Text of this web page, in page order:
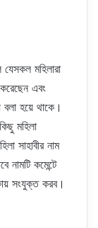
মহিলারা
এবং
বলা হয়ে থাকে।
মহিলা
সাহাবীর নাম
কমেন্টে
সংযুক্ত করব।